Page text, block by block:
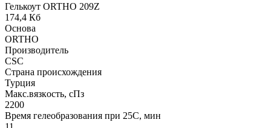
Гелькоут ORTHO 209Z
174,4 Кб
Основа
ORTHO
Производитель
CSC
Страна происхождения
Турция
Макс.вязкoсть, сПз
2200
Время гелеобразования при 25С, мин